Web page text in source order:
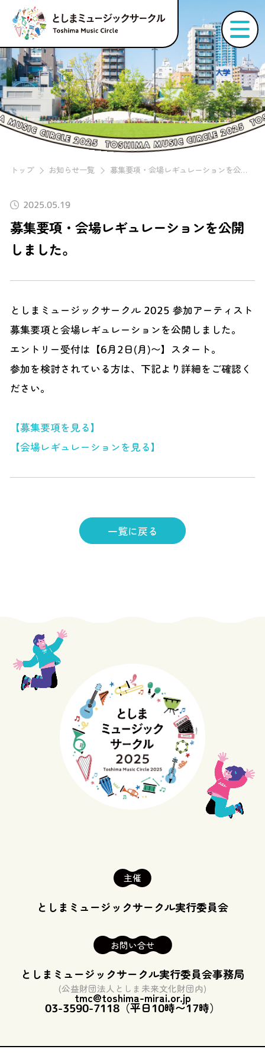
トップ お知らせ一覧 募集要項・会場レギュレーションを公開しました。
2025.05.19
募集要項・会場レギュレーションを公開
しました。
としまミュージックサークル 2025 参加アーティスト
募集要項と会場レギュレーションを公開しました。
エントリー受付は【6月2日(月)〜】スタート。
参加を検討されている方は、下記より詳細をご確認く
ださい。
【募集要項を見る】
【会場レギュレーションを見る】
一覧に戻る
主催
としまミュージックサークル実行委員会
お問い合せ
としまミュージックサークル実行委員会事務局
(公益財団法人としま未来文化財団内)
tmc@toshima-mirai.or.jp
03-3590-7118（平日10時〜17時）